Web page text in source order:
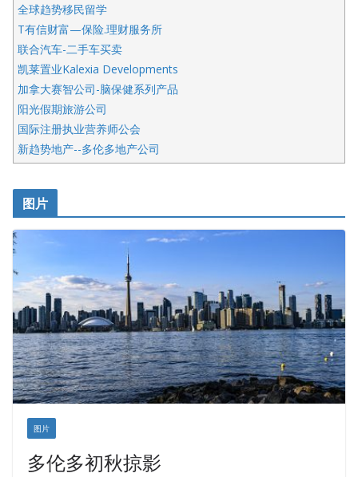
全球趋势移民留学
T有信财富—保险.理财服务所
联合汽车-二手车买卖
凯莱置业Kalexia Developments
加拿大赛智公司-脑保健系列产品
阳光假期旅游公司
国际注册执业营养师公会
新趋势地产--多伦多地产公司
呱呱电器
开明车行KS CAR SALES & SERVICE
健健宝公司
皇后金融集团
正点印艺设计
图片
图片
多伦多初秋掠影